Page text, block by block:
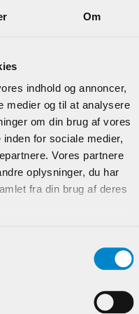
Om
indhold og annoncer,
medier og til at analysere
om din brug af vores
for sociale medier,
Vores partnere
oplysninger, du har
fra din brug af deres
84,95 DKK/M